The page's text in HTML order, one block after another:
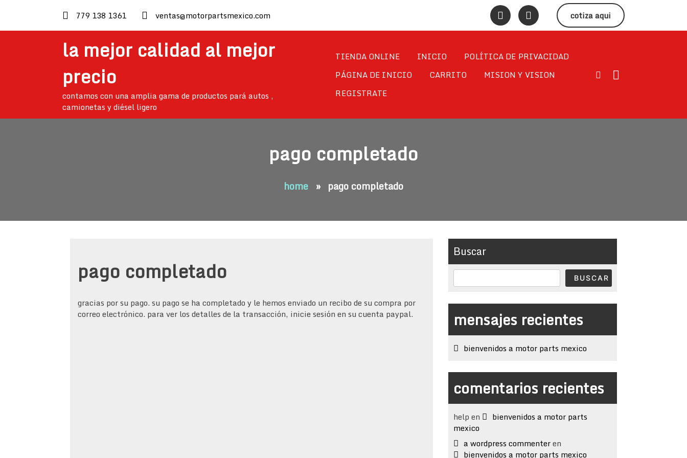
content
779 138 1361 ventas@motorpartsmexico.com cotiza aqui
la mejor calidad al mejor
precio
contamos con una amplia gama de productos pará autos ,
camionetas y diésel ligero
TIENDA ONLINE INICIO
POLÍTICA DE PRIVACIDAD
PÁGINA DE INICIO
CARRITO
MISION Y VISION
REGISTRATE
pago completado
home » pago completado
pago completado
gracias por su pago. su pago se ha completado y le hemos enviado un recibo de su compra por
correo electrónico. para ver los detalles de la transacción, inicie sesión en su cuenta paypal.
Buscar
BUSCAR
mensajes recientes
bienvenidos a motor parts mexico
comentarios recientes
help en
bienvenidos a motor parts
mexico
a wordpress commenteren
bienvenidos a motor parts mexico